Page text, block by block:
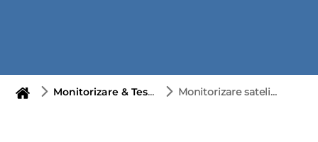
Monitorizare & Testare Monitorizare satelitară